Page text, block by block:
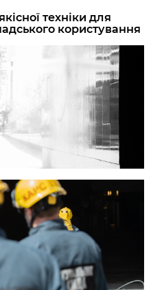
техніки для
користування